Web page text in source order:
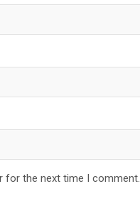
for the next time I comment.